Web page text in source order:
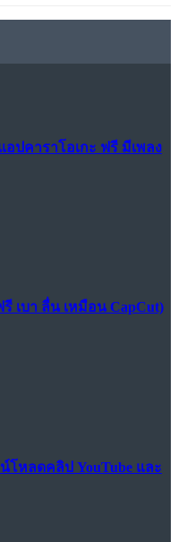
อปคาราโอเกะ ฟรี มีเพลง
เบา ลื่น เหมือน CapCut)
โหลดคลิป YouTube และ